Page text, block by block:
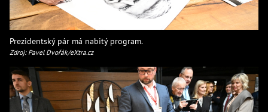
Prezidentský pár má nabitý program.
Zdroj: Pavel Dvořák/eXtra.cz